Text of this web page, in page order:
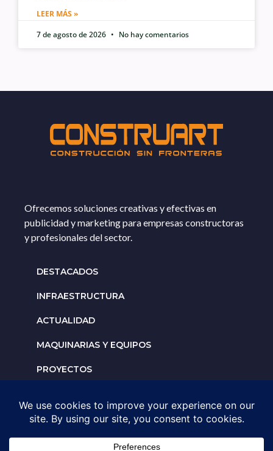
LEER MÁS »
7 de agosto de 2026
No hay comentarios
Ofrecemos soluciones creativas y efectivas en
publicidad y marketing para empresas constructoras
y profesionales del sector.
DESTACADOS
INFRAESTRUCTURA
ACTUALIDAD
MAQUINARIAS Y EQUIPOS
PROYECTOS
Solicita un espacio para
tu negocio